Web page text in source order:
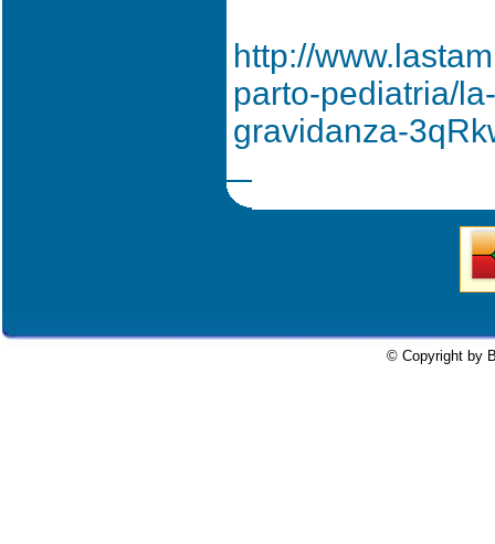
http://
parto-pediatria/
gravidanza-
© Copyright by